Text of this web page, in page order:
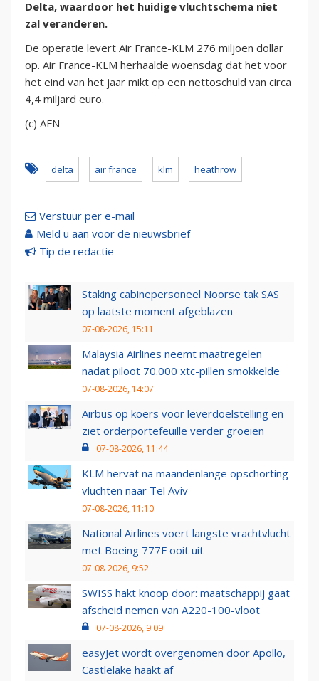
Delta, waardoor het huidige vluchtschema niet
zal veranderen.
De operatie levert Air France-KLM 276 miljoen dollar
op. Air France-KLM herhaalde woensdag dat het voor
het eind van het jaar mikt op een nettoschuld van circa
4,4 miljard euro.
(c) AFN
delta air france klm heathrow
Verstuur per e-mail
Meld u aan voor de nieuwsbrief
Tip de redactie
Staking cabinepersoneel Noorse tak SAS
op laatste moment afgeblazen
07-08-2026, 15:11
Malaysia Airlines neemt maatregelen
nadat piloot 70.000 xtc-pillen smokkelde
07-08-2026, 14:07
Airbus op koers voor leverdoelstelling en
ziet orderportefeuille verder groeien
07-08-2026, 11:44
KLM hervat na maandenlange opschorting
vluchten naar Tel Aviv
07-08-2026, 11:10
National Airlines voert langste vrachtvlucht
met Boeing 777F ooit uit
07-08-2026, 9:52
SWISS hakt knoop door: maatschappij gaat
afscheid nemen van A220-100-vloot
07-08-2026, 9:09
easyJet wordt overgenomen door Apollo,
Castlelake haakt af